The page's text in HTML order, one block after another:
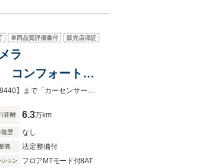
車両品質評価書付 販売店保証
メラ
ンフォートア
イト 純正18イ
LIBERALA甲府の在庫にご注目頂きありがとうございます。ご不明点・ご要望は直通【0120-77-8440】まで「カーセンサーを見て電話しました」とご連絡ください。
距離 6.3万km
復歴 なし
備 法定整備付
ション フロアMTモード付8AT